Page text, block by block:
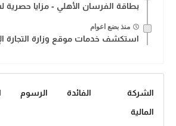
بطاقة الفرسان الأهلي - مزايا حصرية
منذ بضع اعوام
استكشف خدمات موقع وزارة التجارة
الشركة
المالية
الفائدة الرسوم